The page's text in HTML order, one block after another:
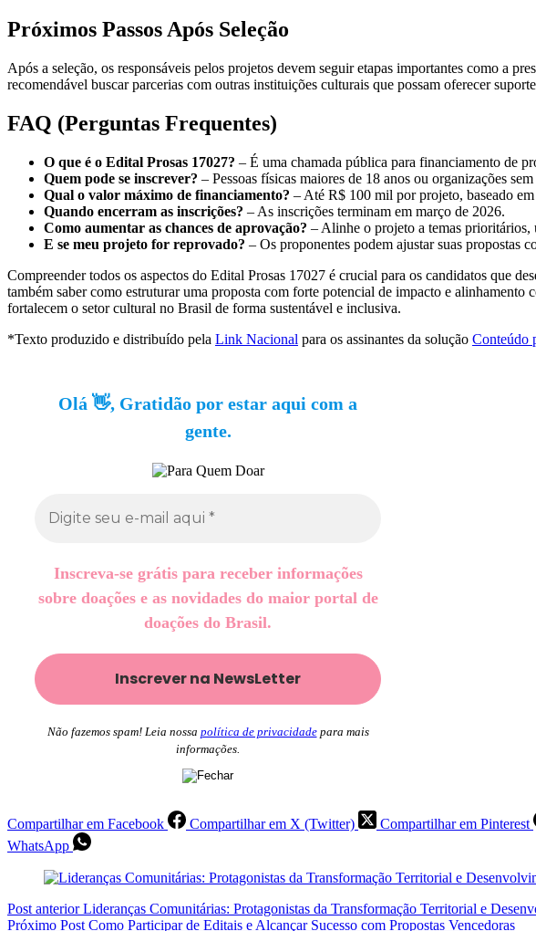
Próximos Passos Após Seleção
Após a seleção, os responsáveis pelos projetos devem seguir etapas importantes como a
recomendável buscar parcerias com outras instituições culturais que possam oferecer
FAQ (Perguntas Frequentes)
O que é o Edital Prosas 17027? – É uma chamada pública para financiamento de
Quem pode se inscrever? – Pessoas físicas maiores de 18 anos ou organizações
Qual o valor máximo de financiamento? – Até R$ 100 mil por projeto, baseado
Quando encerram as inscrições? – As inscrições terminam em março de 2026.
Como aumentar as chances de aprovação? – Alinhe o projeto a temas
E se meu projeto for reprovado? – Os proponentes podem ajustar suas propostas
Compreender todos os aspectos do Edital Prosas 17027 é crucial para os candidatos que
também saber como estruturar uma proposta com forte potencial de impacto e
fortalecem o setor cultural no Brasil de forma sustentável e inclusiva.
*Texto produzido e distribuído pela Link Nacional para os assinantes da solução Conteúdo
Olá 👋, Gratidão por estar aqui com a
gente.
Inscreva-se grátis para receber informações
sobre doações e as novidades do maior portal de
doações do Brasil.
Não fazemos spam! Leia nossa política de privacidadepara mais
informações.
Compartilhar em Facebook Compartilhar em X (Twitter) Compartilhar em Pinterest
WhatsApp
Post anteriorLideranças Comunitárias: Protagonistas da Transformação Territorial e
Próximo Post Como Participar de Editais e Alcançar Sucesso com Propostas Vencedoras